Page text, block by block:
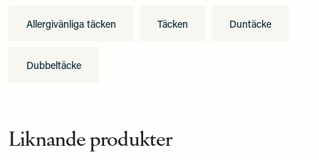
Allergivänliga täcken Täcken Duntäcke
Dubbeltäcke
Liknande produkter